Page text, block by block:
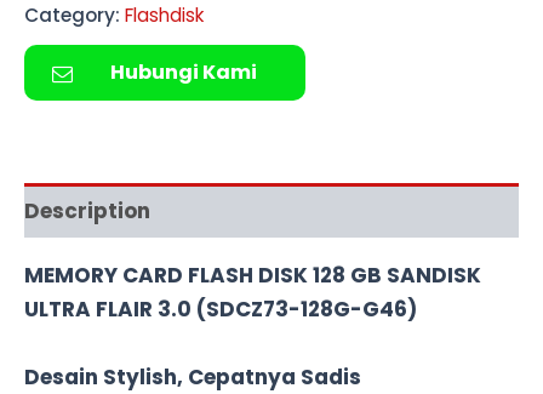
Category: Flashdisk
Hubungi Kami
Description
MEMORY CARD FLASH DISK 128 GB SANDISK
ULTRA FLAIR 3.0 (SDCZ73-128G-G46)
Desain Stylish, Cepatnya Sadis